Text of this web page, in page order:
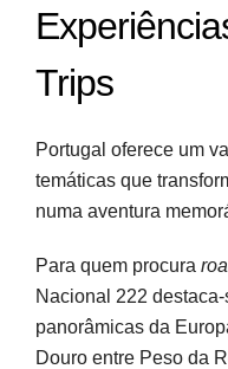
Trips
Portugal oferece um
temáticas que
numa aventura
Para quem procura
Nacional 222
panorâmicas da
Douro entre Peso da